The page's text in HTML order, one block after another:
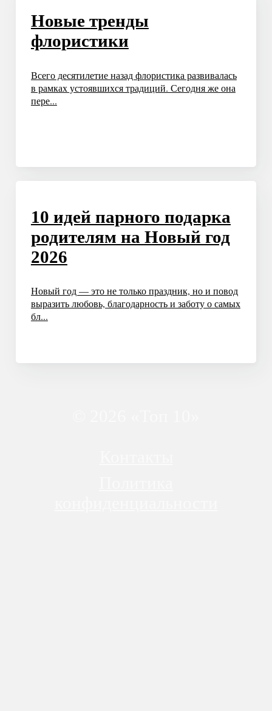
Новые тренды
флористики
Всего десятилетие назад флористика развивалась
в рамках устоявшихся традиций. Сегодня же она
пере...
10 идей парного подарка
родителям на Новый год
2026
Новый год — это не только праздник, но и повод
выразить любовь, благодарность и заботу о самых
бл...